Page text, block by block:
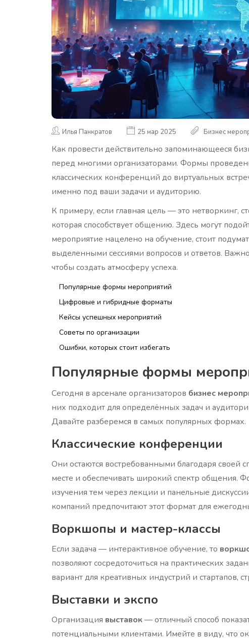
Илья Панкратов 25 мар 2025 Бизнес
Как провести действительно запоминающееся
перед многими организаторами. Формы
классических конференций до виртуальных
именно под ваши задачи и аудиторию.
К примеру, если главная цель — это нетворкинг,
которая способствует общению. Здесь могут
мероприятие нацелено на обучение, стоит
выделенными сессиями вопросов и ответов.
чтобы создать атмосферу успеха.
Популярные формы мероприятий
Цифровые и гибридные форматы
Кейсы успешных мероприятий
Советы по организации
Ошибки, которых стоит избегать
Популярные формы
Сегодня в арсенале организаторов бизнес
них подходит для определённых задач и
Давайте разберемся в самых популярных формах.
Классические конференции
Они остаются востребованными благодаря своей
месте и обеспечивать широкий спектр общения.
изучения тем через лекции и панельные
компаний предпочитают этот формат для
Воркшопы и мастер-классы
Если задача — интерактивное обучение, то
позволяют сосредоточиться на практических
вариант для креативных индустрий и стартапов,
Выставки и экспо
Организация выставок— отличный способ
потенциальными клиентами. Имейте в виду, что